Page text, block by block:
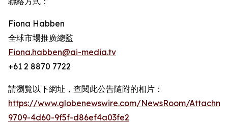
Fiona Habben
全球市場推廣總監
Fiona.habben@ai-media.tv
+61 2 8870 7722
請瀏覽以下網址，查閱此公告隨附的相片：
https://www.globenewswire.com/NewsRoom/
9709-4d60-9f5f-d86ef4a03fe2